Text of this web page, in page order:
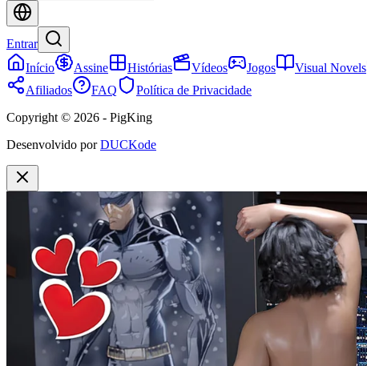
Entrar
Início
Assine Histórias Vídeos Jogos Visual Novels
Afiliados
FAQ
Política de Privacidade
Copyright © 2026 - PigKing
Desenvolvido por DUCKode